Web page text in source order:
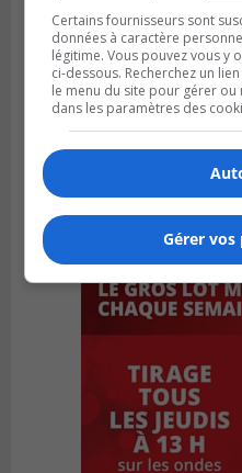
Certains fournisseurs sont
données à caractère
légitime. Vous pouvez vous y
ci-dessous. Recherchez un
le menu du site pour gérer
dans les paramètres des
Gérer vos